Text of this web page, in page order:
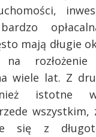
mają długie
rozłożenie
wiele lat. Z
istotne
wszystkim,
się z